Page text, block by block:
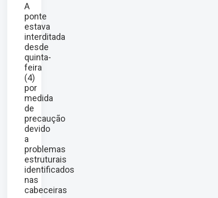
A
ponte
estava
interditada
desde
quinta-
feira
(4)
por
medida
de
precaução
devido
a
problemas
estruturais
identificados
nas
cabeceiras